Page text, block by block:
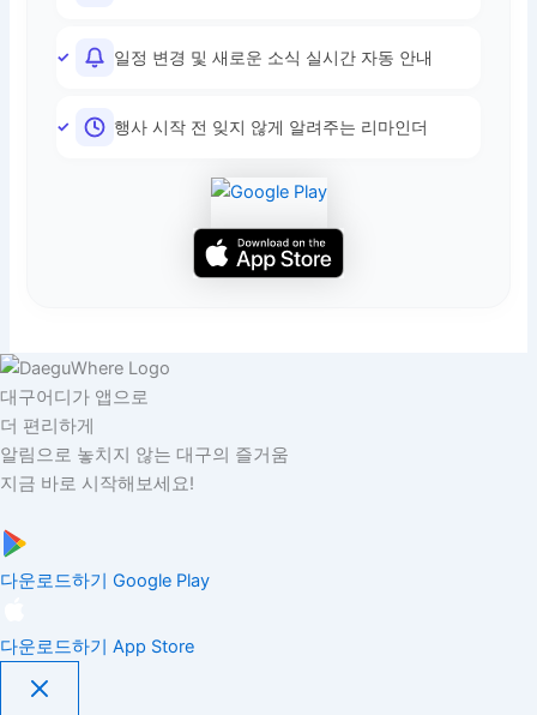
일정 변경 및 새로운 소식 실시간 자동 안내
행사 시작 전 잊지 않게 알려주는 리마인더
대구어디가 앱으로
더 편리하게
알림으로 놓치지 않는 대구의 즐거움
지금 바로 시작해보세요!
다운로드하기 Google Play
다운로드하기 App Store